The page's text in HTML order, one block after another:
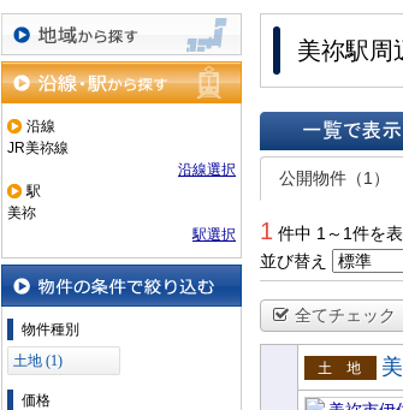
地域から探す
沿線・駅から探す
沿線
JR美祢線
沿線選択
駅
美祢
駅選択
物件の条件で絞り込む
物件種別
土地 (1)
価格
美祢駅周
一覧で表示
公開物件（1）
1 件中 1～1件を
並び替え
全てチェック
売土地